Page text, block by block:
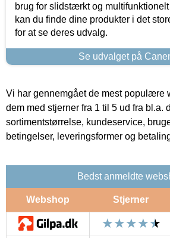
brug for slidstærkt og
kan du finde dine produkter i det
for at se deres udvalg.
Se udvalget på
Vi har gennemgået de mest populære
dem med stjerner fra 1 til 5 ud fra bl.a.
sortimentstørrelse, kundeservice,
betingelser, leveringsformer og
Bedst anmeldte
Webshop Stjerner